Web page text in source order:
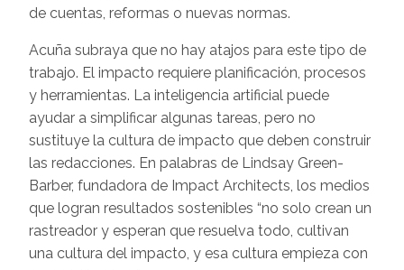
de cuentas, reformas o nuevas normas.
Acuña subraya que no hay atajos para este tipo de
trabajo. El impacto requiere planificación, procesos
y herramientas. La inteligencia artificial puede
ayudar a simplificar algunas tareas, pero no
sustituye la cultura de impacto que deben construir
las redacciones. En palabras de Lindsay Green-
Barber, fundadora de Impact Architects, los medios
que logran resultados sostenibles “no solo crean un
rastreador y esperan que resuelva todo, cultivan
una cultura del impacto, y esa cultura empieza con